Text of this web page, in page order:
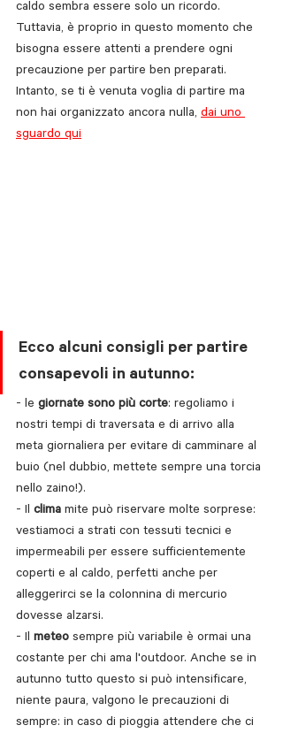
caldo sembra essere solo un ricordo.
Tuttavia, è proprio in questo momento che
bisogna essere attenti a prendere ogni
precauzione per partire ben preparati.
Intanto, se ti è venuta voglia di partire ma
non hai organizzato ancora nulla, dai uno
sguardo qui
Ecco alcuni consigli per partire
consapevoli in autunno:
- le giornate sono più corte: regoliamo i
nostri tempi di traversata e di arrivo alla
meta giornaliera per evitare di camminare al
buio (nel dubbio, mettete sempre una torcia
nello zaino!).
- Il clima mite può riservare molte sorprese:
vestiamoci a strati con tessuti tecnici e
impermeabili per essere sufficientemente
coperti e al caldo, perfetti anche per
alleggerirci se la colonnina di mercurio
dovesse alzarsi.
- Il meteo sempre più variabile è ormai una
costante per chi ama l'outdoor. Anche se in
autunno tutto questo si può intensificare,
niente paura, valgono le precauzioni di
sempre: in caso di pioggia attendere che ci